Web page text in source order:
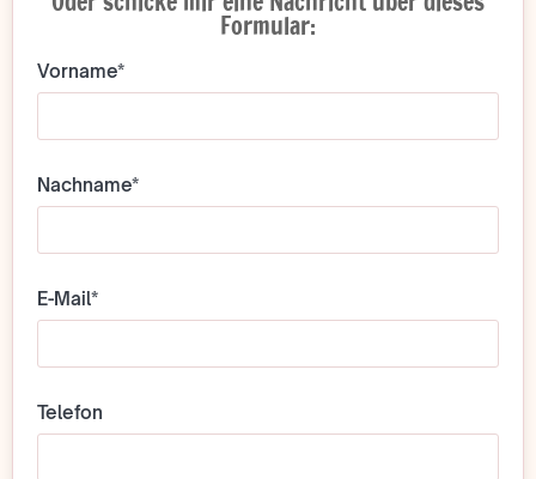
Formular:
Vorname*
Nachname*
E-Mail*
Telefon